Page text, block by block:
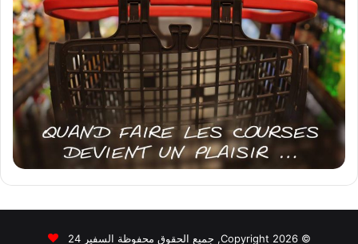
© Copyright 2026, جميع الحقوق محفوظة السفير 24